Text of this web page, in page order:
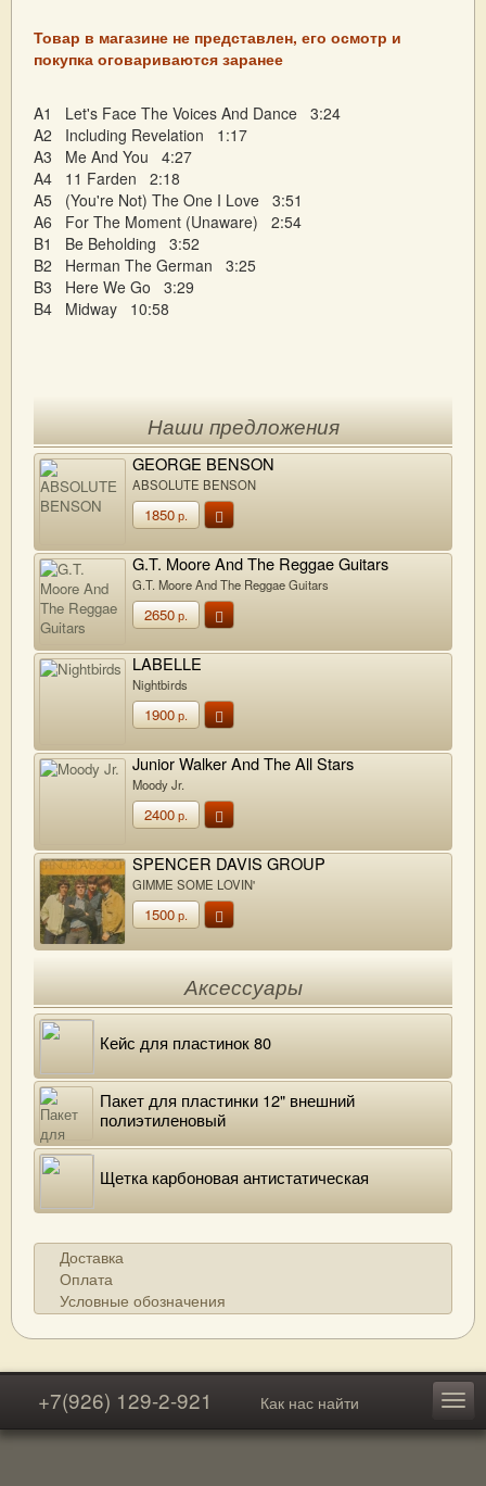
Товар в магазине не представлен, его осмотр и
покупка оговариваются заранее
A1 Let's Face The Voices And Dance 3:24
A2 Including Revelation 1:17
A3 Me And You 4:27
A4 11 Farden 2:18
A5 (You're Not) The One I Love 3:51
A6 For The Moment (Unaware) 2:54
B1 Be Beholding 3:52
B2 Herman The German 3:25
B3 Here We Go 3:29
B4 Midway 10:58
Наши предложения
GEORGE BENSON
ABSOLUTE BENSON
1850р.
G.T. Moore And The Reggae Guitars
G.T. Moore And The Reggae Guitars
2650р.
LABELLE
Nightbirds
1900р.
Junior Walker And The All Stars
Moody Jr.
2400р.
SPENCER DAVIS GROUP
GIMME SOME LOVIN'
1500р.
Аксессуары
Кейс для пластинок 80
Пакет для пластинки 12" внешний
полиэтиленовый
Щетка карбоновая антистатическая
Доставка
Оплата
Условные обозначения
+7(926) 129-2-921 Как нас найти